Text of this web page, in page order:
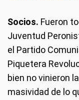
Socios. Fueron
Juventud
el Partido
Piquetera
bien no vinieron
masividad de lo